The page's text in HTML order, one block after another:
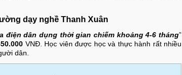
dạy nghề Thanh Xuân
điện dân dụng thời gian chiếm khoảng 4-6 tháng”
VNĐ. Học viên được học và thực hành rất nhiều
dân.